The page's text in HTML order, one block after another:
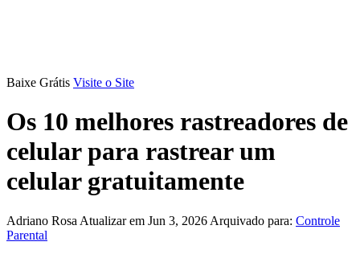
Baixe Grátis Visite o Site
Os 10 melhores rastreadores de
celular para rastrear um
celular gratuitamente
Adriano Rosa Atualizar em Jun 3, 2026 Arquivado para: Controle
Parental